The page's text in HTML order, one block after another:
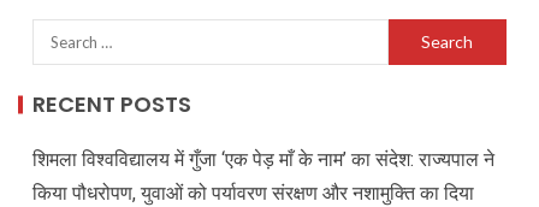
RECENT POSTS
शिमला विश्वविद्यालय में गुँजा ‘एक पेड़ माँ के नाम’ का संदेश: राज्यपाल ने
किया पौधरोपण, युवाओं को पर्यावरण संरक्षण और नशामुक्ति का दिया